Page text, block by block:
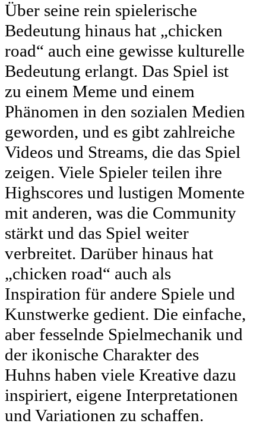
Über seine rein spielerische
Bedeutung hinaus hat „chicken
road“ auch eine gewisse kulturelle
Bedeutung erlangt. Das Spiel ist
zu einem Meme und einem
Phänomen in den sozialen Medien
geworden, und es gibt zahlreiche
Videos und Streams, die das Spiel
zeigen. Viele Spieler teilen ihre
Highscores und lustigen Momente
mit anderen, was die Community
stärkt und das Spiel weiter
verbreitet. Darüber hinaus hat
„chicken road“ auch als
Inspiration für andere Spiele und
Kunstwerke gedient. Die einfache,
aber fesselnde Spielmechanik und
der ikonische Charakter des
Huhns haben viele Kreative dazu
inspiriert, eigene Interpretationen
und Variationen zu schaffen.